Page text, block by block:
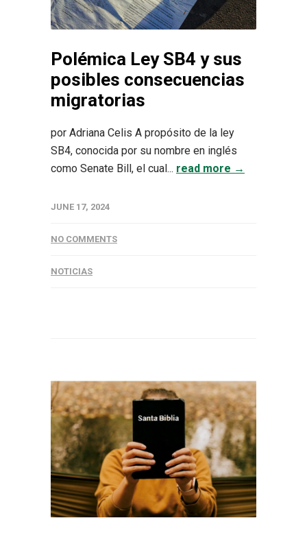
Polémica Ley SB4 y sus
posibles consecuencias
migratorias
por Adriana Celis A propósito de la ley
SB4, conocida por su nombre en inglés
como Senate Bill, el cual... read more →
JUNE 17, 2024
NO COMMENTS
NOTICIAS